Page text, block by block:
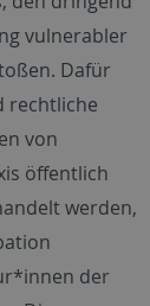
vulnerabler
Dafür
rechtliche
von
öffentlich
werden,
der